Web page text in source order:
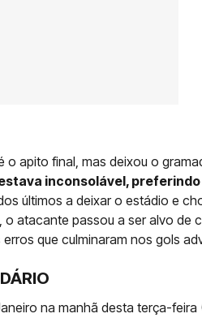
o apito final, mas deixou o
inconsolável,
últimos a deixar o estádio e
o atacante passou a ser alvo de
que culminaram nos gols
na manhã desta terça-feira